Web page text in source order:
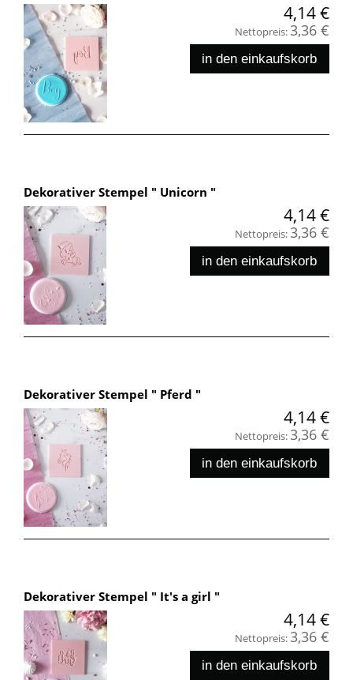
4,14 €
Nettopreis:3,36 €
in den einkaufskorb
Dekorativer Stempel " Unicorn "
4,14 €
Nettopreis:3,36 €
in den einkaufskorb
Dekorativer Stempel " Pferd "
4,14 €
Nettopreis:3,36 €
in den einkaufskorb
Dekorativer Stempel " It's a girl "
4,14 €
Nettopreis:3,36 €
in den einkaufskorb